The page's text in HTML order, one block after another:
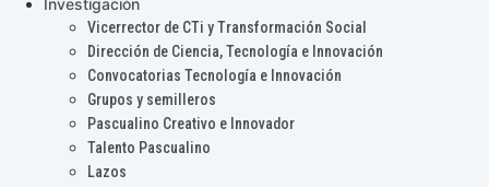
Investigación
Vicerrector de CTi y Transformación Social
Dirección de Ciencia, Tecnología e Innovación
Convocatorias Tecnología e Innovación
Grupos y semilleros
Pascualino Creativo e Innovador
Talento Pascualino
Lazos